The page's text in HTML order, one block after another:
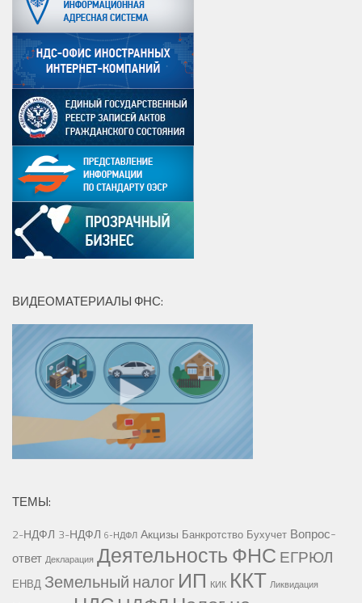
ВИДЕОМАТЕРИАЛЫ ФНС:
ТЕМЫ:
2-НДФЛ 3-НДФЛ 6-НДФЛ Акцизы Банкротство Бухучет Вопрос-
ответ Декларация Деятельность ФНС ЕГРЮЛ
ЕНВД Земельный налог ИП КИК ККТ Ликвидация